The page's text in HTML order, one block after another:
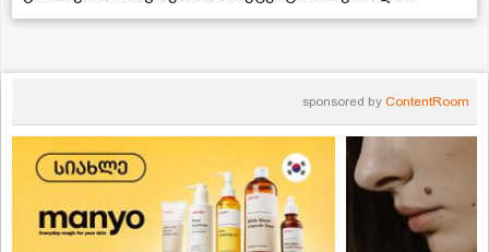
sponsored by ContentRoom